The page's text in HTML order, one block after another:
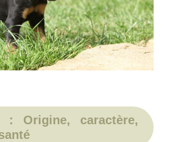
: Origine, caractère,